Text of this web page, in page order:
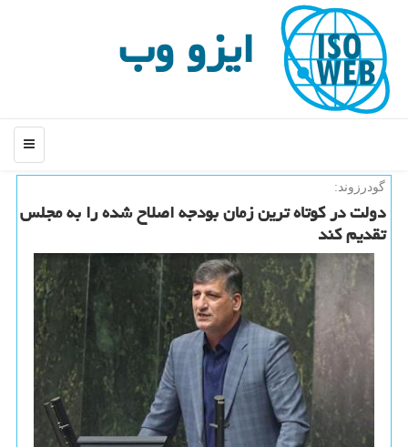
ایزو وب
منو
گودرزوند:
دولت در كوتاه ترین زمان بودجه اصلاح شده را به مجلس
تقدیم كند